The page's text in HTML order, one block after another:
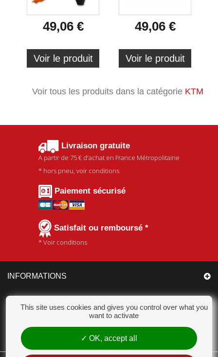
49,06 €
Voir le produit
49,06 €
Voir le produit
Voir tous les produits dans la catégorie KTM
Livraison gratuite
A partir de 75 € d'achat en France Métropolitaine
* hors pneu, voir conditions
Paiement sécurisé
Satisfait ou remboursé *
* Voir conditions
INFORMATIONS
CATÉGORIES
MON COMPTE
This site uses cookies and gives you control over what you
want to activate
OK, accept all